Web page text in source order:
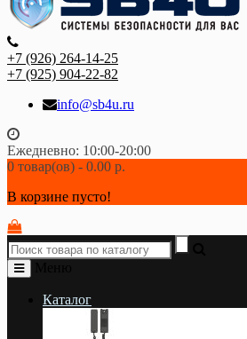
+7 (926) 264-14-25
+7 (925) 904-22-82
info@sb4u.ru
Ежедневно: 10:00-20:00
0 товар(ов) - 0.00 р.
В корзине пусто!
Каталог